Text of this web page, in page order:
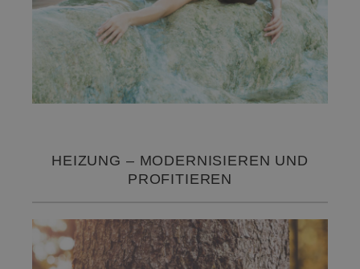
HEIZUNG – MODERNISIEREN UND
PROFITIEREN